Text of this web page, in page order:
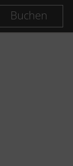
Buchen